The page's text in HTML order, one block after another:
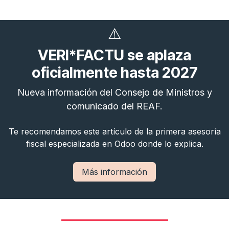
⚠️
VERI*FACTU se aplaza
oficialmente hasta 2027
Nueva información del Consejo de Ministros y
comunicado del REAF.
Te recomendamos este artículo de la primera asesoría
fiscal especializada en Odoo donde lo explica.
Más información